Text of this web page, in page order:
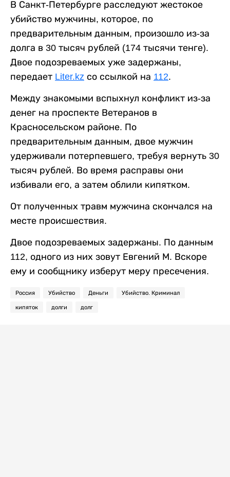
В Санкт-Петербурге расследуют жестокое
убийство мужчины, которое, по
предварительным данным, произошло из-за
долга в 30 тысяч рублей (174 тысячи тенге).
Двое подозреваемых уже задержаны,
передает Liter.kz со ссылкой на 112.
Между знакомыми вспыхнул конфликт из-за
денег на проспекте Ветеранов в
Красносельском районе. По
предварительным данным, двое мужчин
удерживали потерпевшего, требуя вернуть 30
тысяч рублей. Во время расправы они
избивали его, а затем облили кипятком.
От полученных травм мужчина скончался на
месте происшествия.
Двое подозреваемых задержаны. По данным
112, одного из них зовут Евгений М. Вскоре
ему и сообщнику изберут меру пресечения.
Россия Убийство Деньги Убийство. Криминал
кипяток долги долг